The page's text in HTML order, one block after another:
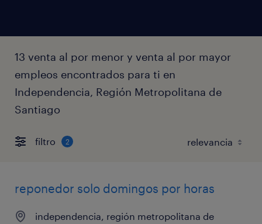
13 venta al por menor y venta al por mayor
empleos encontrados para ti en
Independencia, Región Metropolitana de
Santiago
filtro 2
reponedor solo domingos por horas
independencia, región metropolitana de